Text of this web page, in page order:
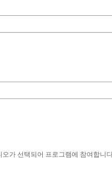
가 선택되어 프로그램에 참여합니